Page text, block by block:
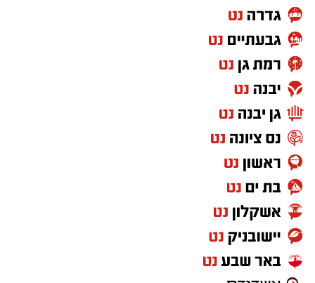
יוצקים שכבה של בלילה לתוך תבנית הוופל.
עד הזהבה ופריכות.
מכינים את המילוי: שמים בשתי שקיות זילוף
ממרח חלוה וממרח טחינה בטעם שוקולד ללא
סוכר. מזלפים קוביית וופל עם ממרח חלוה
וקובייה עם ממרח השוקולד, בצורת דמקה.
כדור גלידת וניל וזילוף של הממרחים מעל
כדור הגלידה.
רוצה לעקוב אחרי הערוץ של הקבוצה "אשדוד נט"
ב-WhatsApp לחצו כאן